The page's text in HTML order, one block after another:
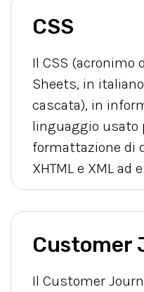
CSS
Il CSS (acronimo
Sheets, in
cascata), in
linguaggio usato
formattazione di
XHTML e XML ad
Customer
Il Customer